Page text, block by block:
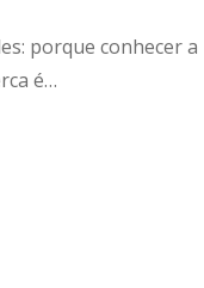
porque conhecer a
é…